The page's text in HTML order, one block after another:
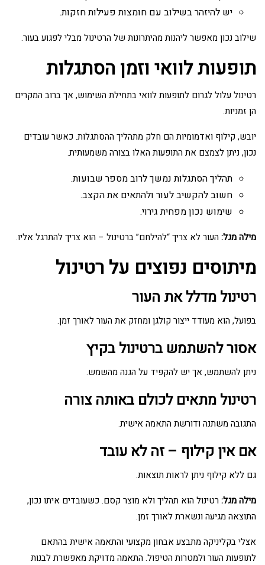
יש להיזהר בשילוב עם חומצות פעילות חזקות.
שילוב נכון מאפשר ליהנות מהיתרונות של הרטינול מבלי לפגוע בעור.
תופעות לוואי וזמן הסתגלות
רטינול עלול לגרום לתופעות לוואי בתחילת השימוש, אך ברוב המקרים
הן זמניות.
יובש, קילוף ואדמומיות הם חלק מתהליך ההסתגלות. כאשר עובדים
נכון, ניתן לצמצם את התופעות האלו בצורה משמעותית.
תהליך הסתגלות נמשך לרוב מספר שבועות.
חשוב להקשיב לעור ולהתאים את הקצב.
שימוש נכון מפחית גירוי.
מילה מגל: העור לא צריך “להילחם” ברטינול – הוא צריך להתרגל אליו.
מיתוסים נפוצים על רטינול
רטינול מדלל את העור
בפועל, הוא מעודד ייצור קולגן ומחזק את העור לאורך זמן.
אסור להשתמש ברטינול בקיץ
ניתן להשתמש, אך יש להקפיד על הגנה מהשמש.
רטינול מתאים לכולם באותה צורה
התגובה משתנה ודורשת התאמה אישית.
אם אין קילוף – זה לא עובד
גם ללא קילוף ניתן לראות תוצאות.
מילה מגל:רטינול הוא תהליך ולא מוצר קסם. כשעובדים איתו נכון,
התוצאה מגיעה ונשארת לאורך זמן.
אצלי בקליניקה מתבצע אבחון מקצועי והתאמה אישית בהתאם
לתופעות העור ולמטרות הטיפול. התאמה מדויקת מאפשרת לבנות